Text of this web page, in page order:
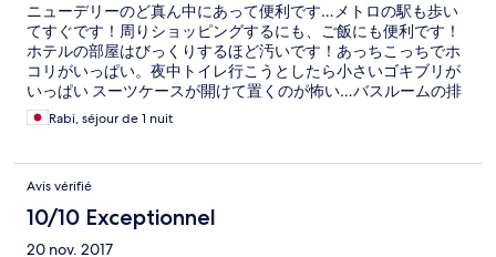
ニューデリーのど真ん中にあって便利です…メトロの駅も歩い
てすぐです！周りショッピングするにも、ご飯にも便利です！
ホテルの部屋はびっくりするほど汚いです！あっちこっちでホ
コリがいっぱい。夜中トイレ行こうとしたら小さいゴキブリが
いっぱい スーツケースが開けて置くのが怖い…バスルームの排
水の臭いが我慢の限界です！ 朝ご飯は不味かった！
Rabi, séjour de 1 nuit
Avis vérifié
10/10 Exceptionnel
20 nov. 2017